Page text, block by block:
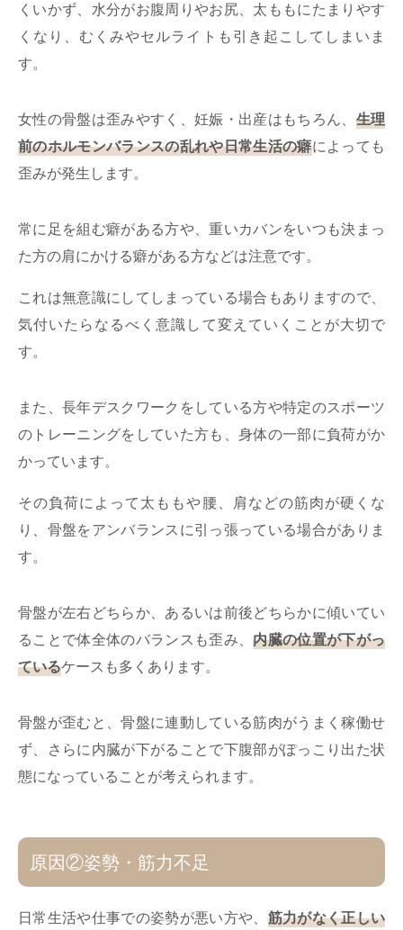
くいかず、水分がお腹周りやお尻、太ももにたまりやす
くなり、むくみやセルライトも引き起こしてしまいま
す。
女性の骨盤は歪みやすく、妊娠・出産はもちろん、 生理
前のホルモンバランスの乱れや日常生活の癖によっても
歪みが発生します。
常に足を組む癖がある方や、重いカバンをいつも決まっ
た方の肩にかける癖がある方などは注意です。
これは無意識にしてしまっている場合もありますので、
気付いたらなるべく意識して変えていくことが大切で
す。
また、長年デスクワークをしている方や特定のスポーツ
のトレーニングをしていた方も、身体の一部に負荷がか
かっています。
その負荷によって太ももや腰、肩などの筋肉が硬くな
り、骨盤をアンバランスに引っ張っている場合がありま
す。
骨盤が左右どちらか、あるいは前後どちらかに傾いてい
ることで体全体のバランスも歪み、内臓の位置が下がっ
ているケースも多くあります。
骨盤が歪むと、骨盤に連動している筋肉がうまく稼働せ
ず、さらに内臓が下がることで下腹部がぽっこり出た状
態になっていることが考えられます。
原因②姿勢・筋力不足
日常生活や仕事での姿勢が悪い方や、 筋力がなく正しい